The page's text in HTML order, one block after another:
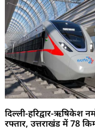
दिल्ली-हरिद्वार-ऋषिकेश
रफ्तार, उत्तराखंड में 78